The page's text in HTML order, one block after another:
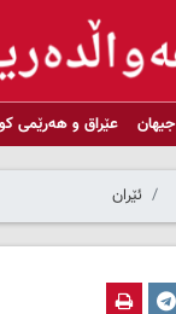
جیهان عێراق و هەرێمی
ئێران